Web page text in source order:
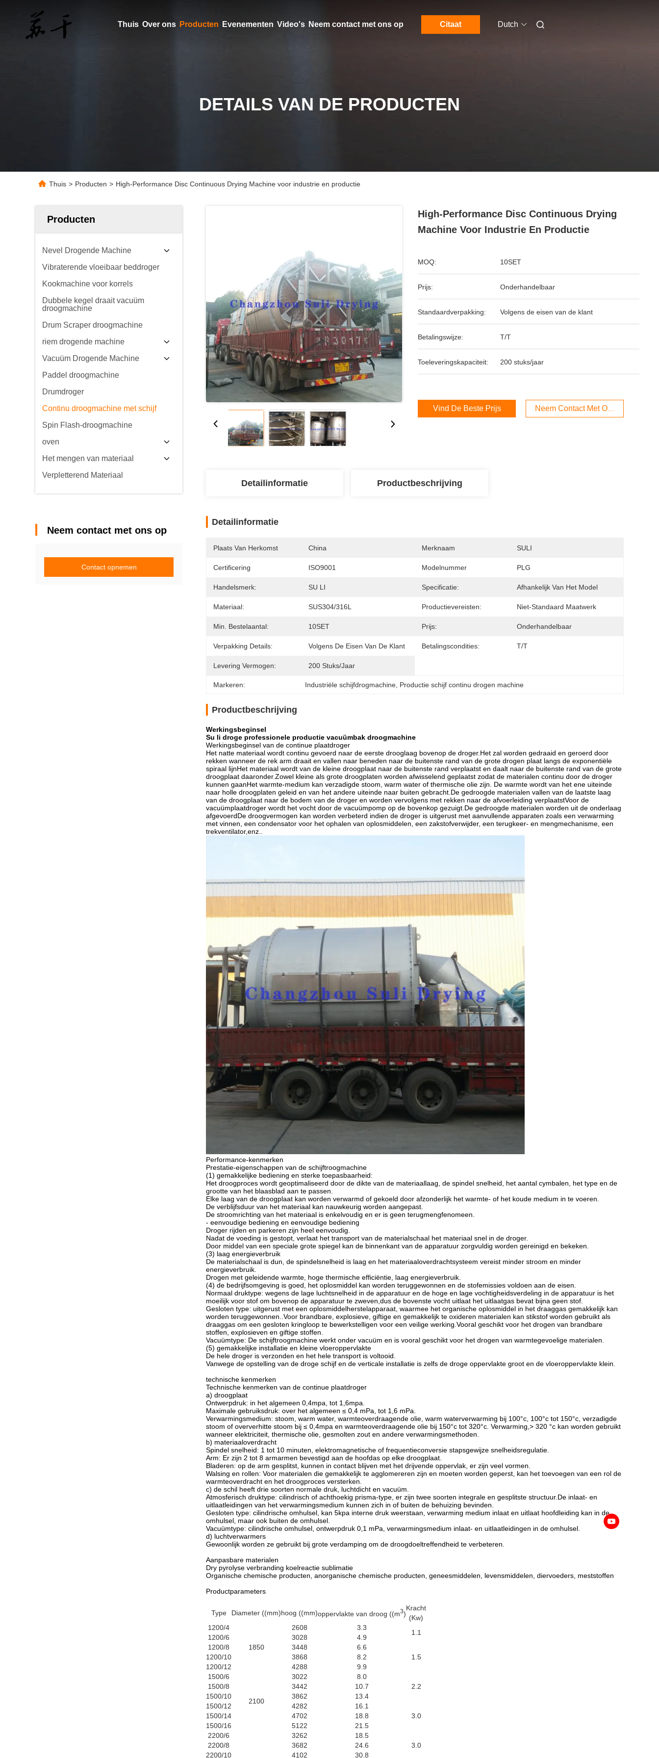
Thuis Over ons Producten Evenementen Video's Neem contact met ons op Citaat Dutch
DETAILS VAN DE PRODUCTEN
Thuis > Producten > High-Performance Disc Continuous Drying Machine voor industrie en productie
Producten
Nevel Drogende Machine
Vibraterende vloeibaar beddroger
Kookmachine voor korrels
Dubbele kegel draait vacuüm
droogmachine
Drum Scraper droogmachine
riem drogende machine
Vacuüm Drogende Machine
Paddel droogmachine
Drumdroger
Continu droogmachine met schijf
Spin Flash-droogmachine
oven
Het mengen van materiaal
Verpletterend Materiaal
Neem contact met ons op
Contact opnemen
High-Performance Disc Continuous Drying
Machine Voor Industrie En Productie
MOQ: 10SET
Prijs: Onderhandelbaar
Standaardverpakking: Volgens de eisen van de klant
Betalingswijze: T/T
Toeleveringskapaciteit: 200 stuks/jaar
Vind De Beste Prijs Neem Contact Met Ons Op
Detailinformatie Productbeschrijving
Detailinformatie
Plaats Van Herkomst China Merknaam SULI
Certificering ISO9001 Modelnummer PLG
Handelsmerk: SU LI Specificatie: Afhankelijk Van Het Model
Materiaal: SUS304/316L Productievereisten: Niet-Standaard Maatwerk
Min. Bestelaantal: 10SET Prijs: Onderhandelbaar
Verpakking Details: Volgens De Eisen Van De Klant Betalingscondities: T/T
Levering Vermogen: 200 Stuks/jaar
Markeren: Industriële schijfdrogmachine Productie schijf continu drogen machine
Productbeschrijving
Werkingsbeginsel
Su li droge professionele productie vacuümbak droogmachine
Werkingsbeginsel van de continue plaatdroger
Het natte materiaal wordt continu gevoerd naar de eerste drooglaag bovenop de droger.Het zal worden gedraaid en geroerd door
rekken wanneer de rek arm draait en vallen naar beneden naar de buitenste rand van de grote drogen plaat langs de exponentiële
spiraal lijnHet materiaal wordt van de kleine droogplaat naar de buitenste rand verplaatst en daalt naar de buitenste rand van de grote
droogplaat daaronder.Zowel kleine als grote droogplaten worden afwisselend geplaatst zodat de materialen continu door de droger
kunnen gaanHet warmte-medium kan verzadigde stoom, warm water of thermische olie zijn. De warmte wordt van het ene uiteinde
naar holle droogplaten geleid en van het andere uiteinde naar buiten gebracht.De gedroogde materialen vallen van de laatste laag
van de droogplaat naar de bodem van de droger en worden vervolgens met rekken naar de afvoerleiding verplaatstVoor de
vacuümplaatdroger wordt het vocht door de vacuümpomp op de bovenkop gezuigt.De gedroogde materialen worden uit de onderlaag
afgevoerdDe droogvermogen kan worden verbeterd indien de droger is uitgerust met aanvullende apparaten zoals een verwarming
met vinnen, een condensator voor het ophalen van oplosmiddelen, een zakstofverwijder, een terugkeer- en mengmechanisme, een
trekventilator,enz..
Performance-kenmerken
Prestatie-eigenschappen van de schijftroogmachine
(1) gemakkelijke bediening en sterke toepasbaarheid:
Het droogproces wordt geoptimaliseerd door de dikte van de materiaallaag, de spindel snelheid, het aantal cymbalen, het type en de
grootte van het blaasblad aan te passen.
Elke laag van de droogplaat kan worden verwarmd of gekoeld door afzonderlijk het warmte- of het koude medium in te voeren.
De verblijfsduur van het materiaal kan nauwkeurig worden aangepast.
De stroomrichting van het materiaal is enkelvoudig en er is geen terugmengfenomeen.
- eenvoudige bediening en eenvoudige bediening
Droger rijden en parkeren zijn heel eenvoudig.
Nadat de voeding is gestopt, verlaat het transport van de materialschaal het materiaal snel in de droger.
Door middel van een speciale grote spiegel kan de binnenkant van de apparatuur zorgvuldig worden gereinigd en bekeken.
(3) laag energieverbruik
De materialschaal is dun, de spindelsnelheid is laag en het materiaaloverdrachtsysteem vereist minder stroom en minder
energieverbruik.
Drogen met geleidende warmte, hoge thermische efficiëntie, laag energieverbruik.
(4) de bedrijfsomgeving is goed, het oplosmiddel kan worden teruggewonnen en de stofemissies voldoen aan de eisen.
Normaal druktype: wegens de lage luchtsnelheid in de apparatuur en de hoge en lage vochtigheidsverdeling in de apparatuur is het
moeilijk voor stof om bovenop de apparatuur te zweven,dus de bovenste vocht uitlaat het uitlaatgas bevat bijna geen stof.
Gesloten type: uitgerust met een oplosmiddelherstelapparaat, waarmee het organische oplosmiddel in het draaggas gemakkelijk kan
worden teruggewonnen..Voor brandbare, explosieve, giftige en gemakkelijk te oxideren materialen kan stikstof worden gebruikt als
draaggas om een gesloten kringloop te bewerkstelligen voor een veilige werking.Vooral geschikt voor het drogen van brandbare
stoffen, explosieven en giftige stoffen.
Vacuümtype: De schijftroogmachine werkt onder vacuüm en is vooral geschikt voor het drogen van warmtegevoelige materialen.
(5) gemakkelijke installatie en kleine vloeroppervlakte
De hele droger is verzonden en het hele transport is voltooid.
Vanwege de opstelling van de droge schijf en de verticale installatie is zelfs de droge oppervlakte groot en de vloeroppervlakte klein.
technische kenmerken
Technische kenmerken van de continue plaatdroger
a) droogplaat
Ontwerpdruk: in het algemeen 0,4mpa, tot 1,6mpa.
Maximale gebruiksdruk: over het algemeen ≤ 0,4 mPa, tot 1,6 mPa.
Verwarmingsmedium: stoom, warm water, warmteoverdraagende olie, warm waterverwarming bij 100°c, 100°c tot 150°c, verzadigde
stoom of oververhitte stoom bij ≤ 0,4mpa en warmteoverdraagende olie bij 150°c tot 320°c. Verwarming,> 320 °c kan worden gebruikt
wanneer elektriciteit, thermische olie, gesmolten zout en andere verwarmingsmethoden.
b) materiaaloverdracht
Spindel snelheid: 1 tot 10 minuten, elektromagnetische of frequentieconversie stapsgewijze snelheidsregulatie.
Arm: Er zijn 2 tot 8 armarmen bevestigd aan de hoofdas op elke droogplaat.
Bladeren: op de arm gesplitst, kunnen in contact blijven met het drijvende oppervlak, er zijn veel vormen.
Walsing en rollen: Voor materialen die gemakkelijk te agglomereren zijn en moeten worden geperst, kan het toevoegen van een rol de
warmteoverdracht en het droogproces versterken.
c) de schil heeft drie soorten normale druk, luchtdicht en vacuüm.
Atmosferisch druktype: cilindrisch of achthoekig prisma-type, er zijn twee soorten integrale en gesplitste structuur.De inlaat- en
uitlaatleidingen van het verwarmingsmedium kunnen zich in of buiten de behuizing bevinden.
Gesloten type: cilindrische omhulsel, kan 5kpa interne druk weerstaan, verwarming medium inlaat en uitlaat hoofdleiding kan in de
omhulsel, maar ook buiten de omhulsel.
Vacuümtype: cilindrische omhulsel, ontwerpdruk 0,1 mPa, verwarmingsmedium inlaat- en uitlaatleidingen in de omhulsel.
d) luchtverwarmers
Gewoonlijk worden ze gebruikt bij grote verdamping om de droogdoeltreffendheid te verbeteren.
Aanpasbare materialen
Dry pyrolyse verbranding koelreactie sublimatie
Organische chemische producten, anorganische chemische producten, geneesmiddelen, levensmiddelen, diervoeders, meststoffen
Productparameters
Type Diameter ((mm)hoog ((mm)oppervlakte van droog ((m3)
Kracht
(Kw)
1200/4
1850
2608 3.3
1.1
1200/6 3028
4.9
1200/8
3448
6.6
1.5
1200/10 3868
8.2
1200/12
4288
9.9
1500/6
2100
3022
8.0
2.2
3.0
1500/8 3442
10.7
1500/10
3862
13.4
1500/12
4282
16.1
1500/14
4702
18.8
1500/16
5122
21.5
2200/6
3262
18.5
3.0
2200/8 3682
24.6
2200/10
4102 30.8